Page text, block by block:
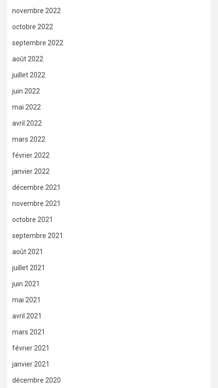
novembre 2022
octobre 2022
septembre 2022
août 2022
juillet 2022
juin 2022
mai 2022
avril 2022
mars 2022
février 2022
janvier 2022
décembre 2021
novembre 2021
octobre 2021
septembre 2021
août 2021
juillet 2021
juin 2021
mai 2021
avril 2021
mars 2021
février 2021
janvier 2021
décembre 2020